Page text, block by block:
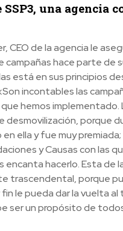
una agencia
CEO de la agencia le
hace parte de
está en sus principios
incontables las
hemos implementado.
desmovilización, porque
ella y fue muy
y Causas con las
encanta hacerlo. Esta de
trascendental, porque
le pueda dar la vuelta al
ser un propósito de